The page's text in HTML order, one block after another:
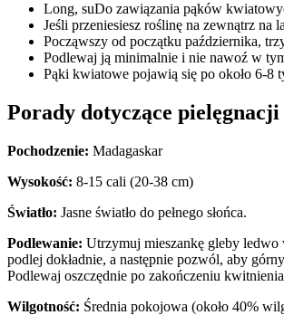
Long, suDo zawiązania pąków
Jeśli przeniesiesz roślinę na zewnątrz na
Począwszy od początku października,
Podlewaj ją minimalnie i nie nawoź w
Pąki kwiatowe pojawią się po około 6-8
Porady dotyczące
Pochodzenie: Madagaskar
Wysokość: 8-15 cali (20-38 cm)
Światło: Jasne światło do pełnego słońca.
Podlewanie: Utrzymuj mieszankę gleby
podlej dokładnie, a następnie pozwól, aby
Podlewaj oszczędnie po zakończeniu
Wilgotność: Średnia pokojowa (około 40%